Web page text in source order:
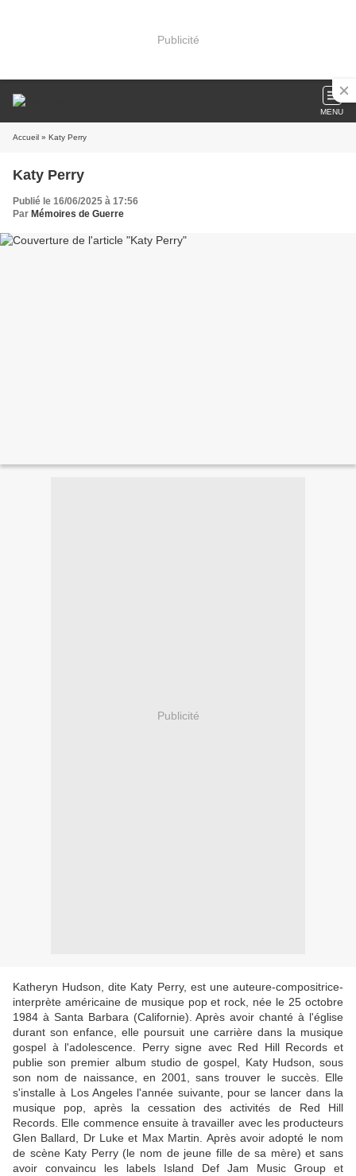
Publicité
MENU
Accueil » Katy Perry
Katy Perry
Publié le 16/06/2025 à 17:56
Par Mémoires de Guerre
Publicité
Katheryn Hudson, dite Katy Perry, est une auteure-compositrice-
interprète américaine de musique pop et rock, née le 25 octobre
1984 à Santa Barbara (Californie). Après avoir chanté à l'église
durant son enfance, elle poursuit une carrière dans la musique
gospel à l'adolescence. Perry signe avec Red Hill Records et
publie son premier album studio de gospel, Katy Hudson, sous
son nom de naissance, en 2001, sans trouver le succès. Elle
s'installe à Los Angeles l'année suivante, pour se lancer dans la
musique pop, après la cessation des activités de Red Hill
Records. Elle commence ensuite à travailler avec les producteurs
Glen Ballard, Dr Luke et Max Martin. Après avoir adopté le nom
de scène Katy Perry (le nom de jeune fille de sa mère) et sans
avoir convaincu les labels Island Def Jam Music Group et